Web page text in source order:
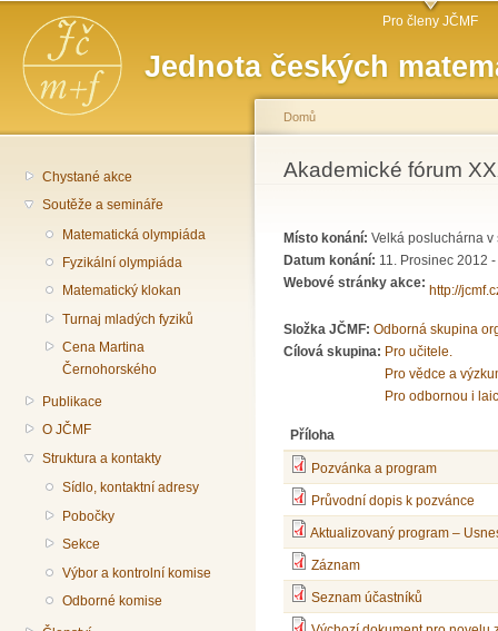
Jednota českých
Hlavní menu Pro členy JČMF
Chystané akce
Soutěže a semináře
Matematická olympiáda
Fyzikální olympiáda
Matematický klokan
Turnaj mladých fyziků
Cena Martina
Černohorského
Publikace
O JČMF
Struktura a kontakty
Sídlo, kontaktní adresy
Pobočky
Sekce
Výbor a kontrolní komise
Odborné komise
Jste zde
Domů
Akademické fórum
Místo konání: Velká posluchárna v
Datum konání: 11. Prosinec 2012 -
Webové stránky akce:
http://
Složka JČMF: Odborná skupina
Cílová skupina: Pro učitele.
Pro vědce a
Pro odbornou i
Příloha
Pozvánka a program
Průvodní dopis k pozvánce
Aktualizovaný program –
Záznam
Seznam účastníků